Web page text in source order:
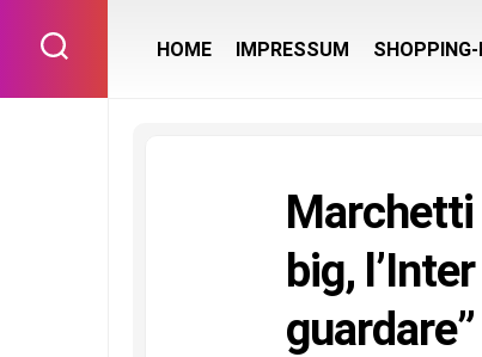
content
HOME IMPRESSUM SHOPPING-
Marchetti
big,
guardare”